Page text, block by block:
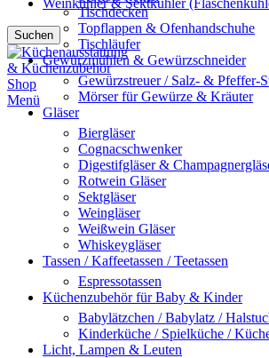
Weinkühler & Sektkühler
Suchen
Menü
Tischdecken
Topflappen & Ofenhandschuhe
Tischläufer
Gewürzmühlen & Gewürzschneider
Gewürzstreuer / Salz- & Pfeffer-
Mörser für Gewürze & Kräuter
Gläser
Biergläser
Cognacschwenker
Digestifgläser &
Rotwein Gläser
Sektgläser
Weingläser
Weißwein Gläser
Whiskeygläser
Tassen / Kaffeetassen / Teetassen
Espressotassen
Küchenzubehör für Baby & Kinder
Babylätzchen / Babylatz /
Kinderküche / Spielküche /
Licht, Lampen & Leuten